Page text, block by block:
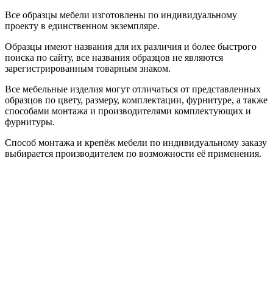
Все образцы мебели изготовлены по индивидуальному
проекту в единственном экземпляре.
Образцы имеют названия для их различия и более быстрого
поиска по сайту, все названия образцов не являются
зарегистрированным товарным знаком.
Все мебельные изделия могут отличаться от представленных
образцов по цвету, размеру, комплектации, фурнитуре, а также
способами монтажа и производителями комплектующих и
фурнитуры.
Способ монтажа и крепёж мебели по индивидуальному заказу
выбирается производителем по возможности её применения.